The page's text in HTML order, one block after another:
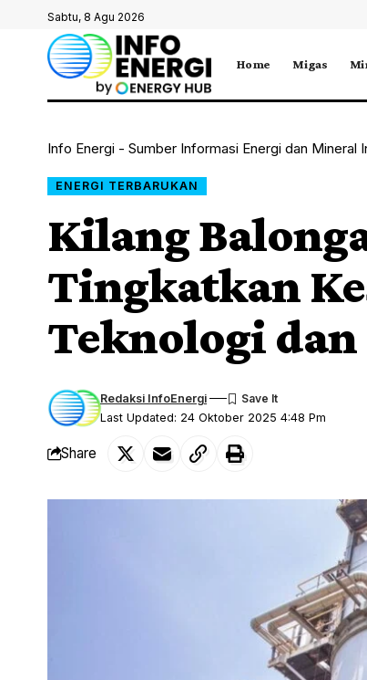
Sabtu, 8 Agu 2026
Home Migas
Info Energi - Sumber Informasi Energi dan Mineral
ENERGI TERBARUKAN
Kilang
Tingkatkan
Teknologi
Last Updated: 24 Oktober 2025 4:48 Pm
Redaksi InfoEnergi
Share